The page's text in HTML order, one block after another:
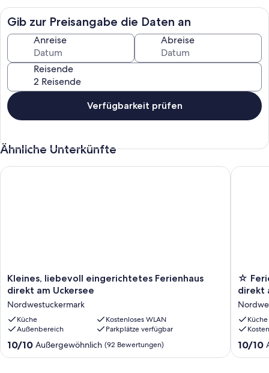
Gib zur Preisangabe die Daten an
Anreise Abreise
Reisende
Verfügbarkeit prüfen
Ähnliche Unterkünfte
Kleines,
liebevoll
Ferienhaus
direkt
am
Uckersee
Nordwestuckermark
Kleines, liebevoll eingerichtetes Ferienhaus
direkt am Uckersee
Nordwestuckermark
Küche
Kostenloses WLAN
Außenbereich
Parkplätze verfügbar
10.0
von
10/10 Außergewöhnlich (92 Bewertungen)
Kleines, liebevoll eingerichtetes Ferienhaus direkt am
☆
☆
-
Ruhe
und
☆
direkt
Küche
10.0
von
10/10
☆